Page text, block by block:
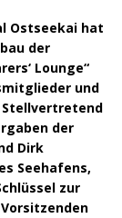
Ostseekai hat
der
Lounge“
und
der
Dirk
Seehafens,
zur